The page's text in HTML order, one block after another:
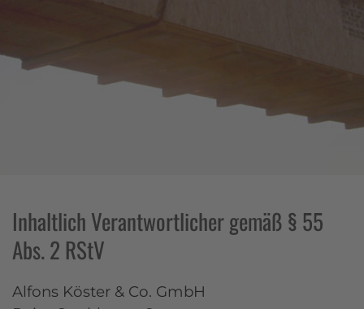
Inhaltlich Verantwortlicher gemäß § 55
Abs. 2 RStV
Alfons Köster & Co. GmbH